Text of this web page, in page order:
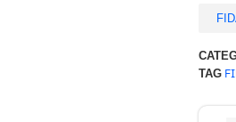
TAG